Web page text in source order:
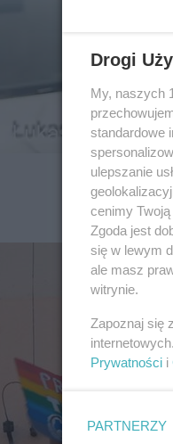
Drogi
My, naszych
standardowe
ulepszanie
cenimy
Zgoda jest
się w lewym
ale masz
witrynie.
Zapoznaj się
Prywatności i
PARTNERZY